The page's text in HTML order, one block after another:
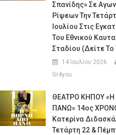
Σπανίδης» Σε
Ρίψεων Την
Ιουλίου Στις
Του Εθνικού
Σταδίου (Δείτε
14 Ιουλίου 2026
Gr4you
ΘΕΑΤΡΟ ΚΗΠΟΥ
ΠΑΝΩ» 14ος
Κατερίνα
Τετάρτη 22 &